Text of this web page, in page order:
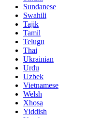
Sundanese
Swahili
Tajik
Tamil
Telugu
Thai
Ukrainian
Urdu
Uzbek
Vietnamese
Welsh
Xhosa
Yiddish